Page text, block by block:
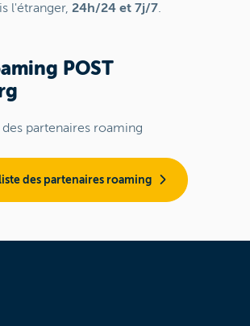
l'étranger, 24h/24 et 7j/7.
POST
partenaires roaming
des partenaires roaming